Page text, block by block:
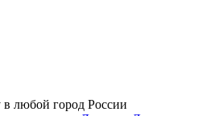
любой город России